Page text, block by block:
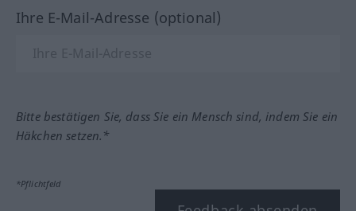
Ihre E-Mail-Adresse (optional)
Bitte bestätigen Sie, dass Sie ein Mensch sind, indem Sie ein
Häkchen setzen.*
*Pflichtfeld